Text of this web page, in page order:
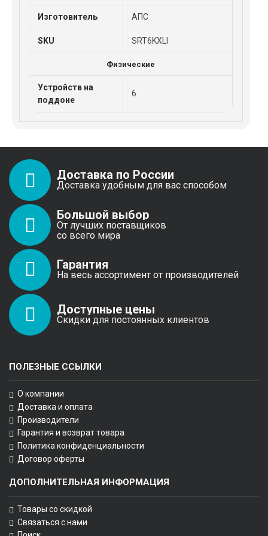
Изготовитель АПС
SKU SRT6KXLI
Физические
Устройств на
поддоне
6
Доставка по России
Доставка удобным для вас способом
Большой выбор
От лучших поставщиков
со всего мира
Гарантия
На весь ассортимент от производителей
Доступные цены
Скидки для постоянных клиентов
ПОЛЕЗНЫЕ ССЫЛКИ
О компании
Доставка и оплата
Производители
Гарантия и возврат товара
Политика конфиденциальности
Договор оферты
ДОПОЛНИТЕЛЬНАЯ ИНФОРМАЦИЯ
Товары со скидкой
Связаться с нами